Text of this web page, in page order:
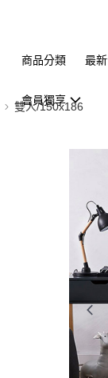
商品分類 最
會員獨享
雙人/150x186